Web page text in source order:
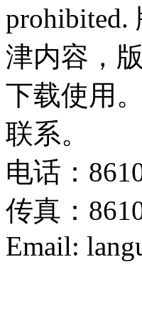
津内容，
下载使用
联系。
电话：
传真：
Email: